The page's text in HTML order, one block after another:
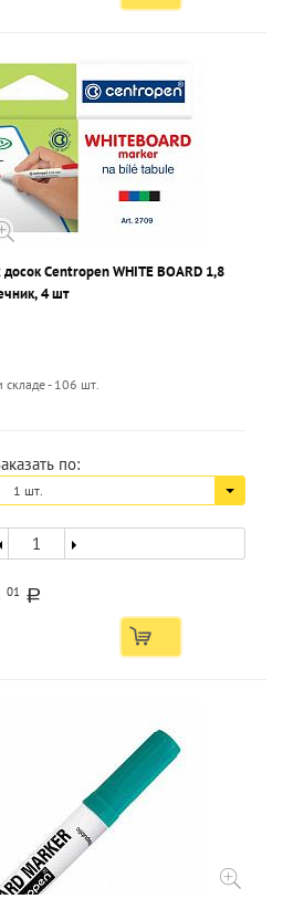
Centropen WHITE BOARD 1,8
4 шт
складе - 106 шт.
по:
1 шт.
01 a